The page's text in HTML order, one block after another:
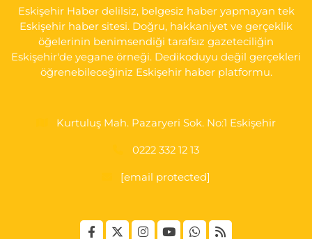
Eskişehir Haber delilsiz, belgesiz haber yapmayan tek
Eskişehir haber sitesi. Doğru, hakkaniyet ve gerçeklik
öğelerinin benimsendiği tarafsız gazeteciliğin
Eskişehir'de yegane örneği. Dedikoduyu değil gerçekleri
öğrenebileceğiniz Eskişehir haber platformu.
Kurtuluş Mah. Pazaryeri Sok. No:1 Eskişehir
0222 332 12 13
[email protected]